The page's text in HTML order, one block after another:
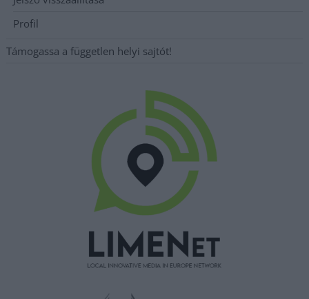
Profil
Támogassa a független helyi sajtót!